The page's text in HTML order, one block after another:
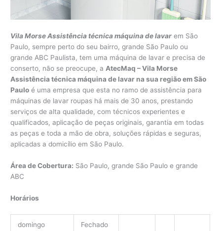
Vila Morse Assistência técnica máquina de lavar em São
Paulo, sempre perto do seu bairro, grande São Paulo ou
grande ABC Paulista, tem uma máquina de lavar e precisa de
conserto, não se preocupe, a AtecMaq – Vila Morse
Assistência técnica máquina de lavar na sua região em São
Paulo é uma empresa que esta no ramo de assistência para
máquinas de lavar roupas há mais de 30 anos, prestando
serviços de alta qualidade, com técnicos experientes e
qualificados, aplicação de peças originais, garantia em todas
as peças e toda a mão de obra, soluções rápidas e seguras,
aplicadas a domicílio em São Paulo.
Área de Cobertura: São Paulo, grande São Paulo e grande
ABC
Horários
domingo Fechado